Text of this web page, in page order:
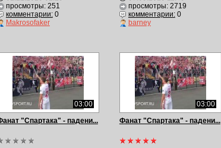
просмотры: 251
комментарии:0
Makrosofaker
просмотры: 2719
комментарии:0
barney
03:00
"Спартака" - падени...
03:00
Фанат "Спартака" - падени...